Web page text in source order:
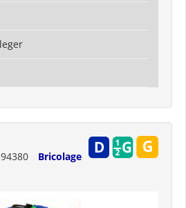
94380
Bricolage